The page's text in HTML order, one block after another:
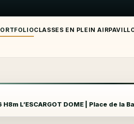
CLASSES EN PLEIN AIR
H8m L’ESCARGOT DOME | Place de la